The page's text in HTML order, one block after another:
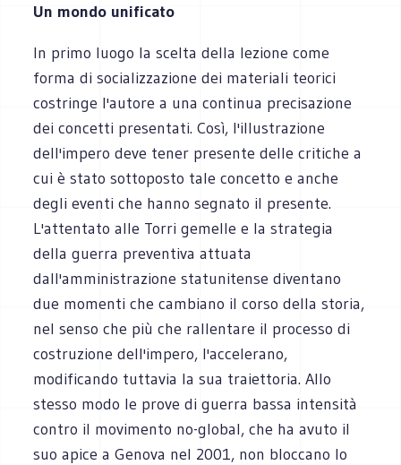
Un mondo unificato
In primo luogo la scelta della lezione come
forma di socializzazione dei materiali teorici
costringe l'autore a una continua precisazione
dei concetti presentati. Così, l'illustrazione
dell'impero deve tener presente delle critiche a
cui è stato sottoposto tale concetto e anche
degli eventi che hanno segnato il presente.
L'attentato alle Torri gemelle e la strategia
della guerra preventiva attuata
dall'amministrazione statunitense diventano
due momenti che cambiano il corso della storia,
nel senso che più che rallentare il processo di
costruzione dell'impero, l'accelerano,
modificando tuttavia la sua traiettoria. Allo
stesso modo le prove di guerra bassa intensità
contro il movimento no-global, che ha avuto il
suo apice a Genova nel 2001, non bloccano lo